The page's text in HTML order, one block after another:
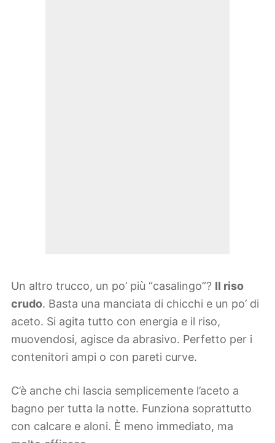
Un altro trucco, un po’ più “casalingo”? Il riso
crudo. Basta una manciata di chicchi e un po’ di
aceto. Si agita tutto con energia e il riso,
muovendosi, agisce da abrasivo. Perfetto per i
contenitori ampi o con pareti curve.
C’è anche chi lascia semplicemente l’aceto a
bagno per tutta la notte. Funziona soprattutto
con calcare e aloni. È meno immediato, ma